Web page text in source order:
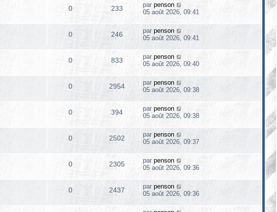
0 233 par penson
05 août 2026, 09:41
0 246 par penson
05 août 2026, 09:41
0 833 par penson
05 août 2026, 09:40
0 2954 par penson
05 août 2026, 09:38
0 394 par penson
05 août 2026, 09:38
0 2502 par penson
05 août 2026, 09:37
0 2305 par penson
05 août 2026, 09:36
0 2437 par penson
05 août 2026, 09:36